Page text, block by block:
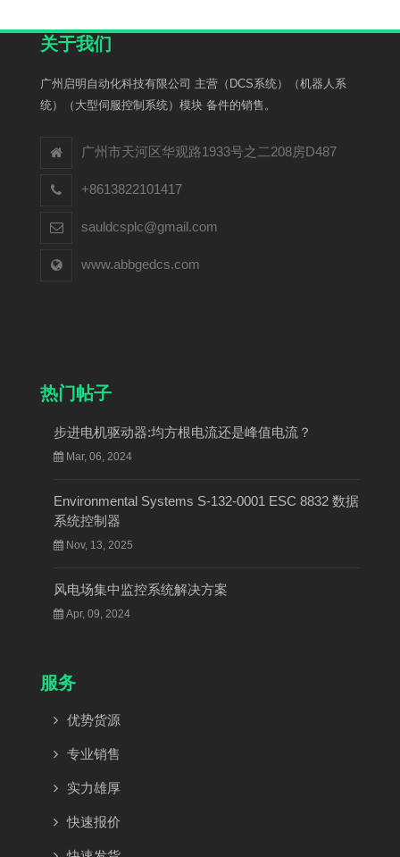
关于我们
广州启明自动化科技有限公司 主营（DCS系统）（机器人系
统）（大型伺服控制系统）模块 备件的销售。
广州市天河区华观路1933号之二208房D487
+8613822101417
sauldcsplc@gmail.com
www.abbgedcs.com
热门帖子
步进电机驱动器:均方根电流还是峰值电流？
Mar, 06, 2024
Environmental Systems S-132-0001 ESC 8832 数据
系统控制器
Nov, 13, 2025
风电场集中监控系统解决方案
Apr, 09, 2024
服务
优势货源
专业销售
实力雄厚
快速报价